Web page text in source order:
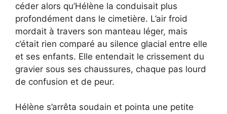
céder alors qu’Hélène la conduisait plus
profondément dans le cimetière. L’air froid
mordait à travers son manteau léger, mais
c’était rien comparé au silence glacial entre elle
et ses enfants. Elle entendait le crissement du
gravier sous ses chaussures, chaque pas lourd
de confusion et de peur.
Hélène s’arrêta soudain et pointa une petite